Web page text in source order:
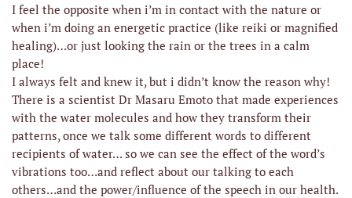
I feel the opposite when i’m in contact with the nature or
when i’m doing an energetic practice (like reiki or magnified
healing)…or just looking the rain or the trees in a calm
place!
I always felt and knew it, but i didn’t know the reason why!
There is a scientist Dr Masaru Emoto that made experiences
with the water molecules and how they transform their
patterns, once we talk some different words to different
recipients of water… so we can see the effect of the word’s
vibrations too…and reflect about our talking to each
others…and the power/influence of the speech in our health.